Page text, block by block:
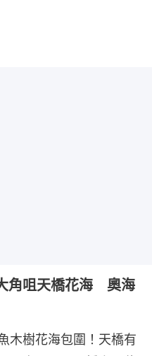
角咀天橋花海 奧海
木樹花海包圍！天橋有